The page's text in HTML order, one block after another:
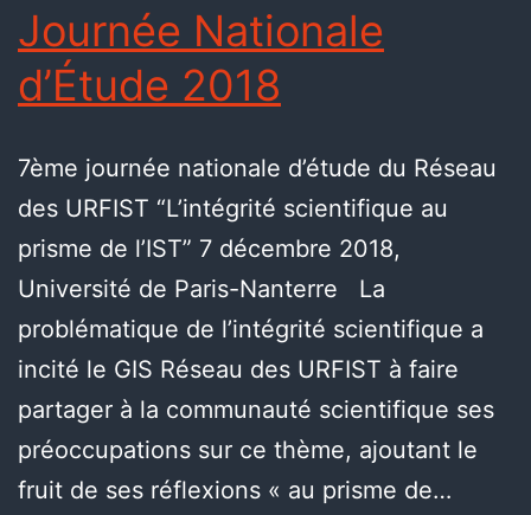
Journée Nationale
d’Étude 2018
7ème journée nationale d’étude du Réseau
des URFIST “L’intégrité scientifique au
prisme de l’IST” 7 décembre 2018,
Université de Paris-Nanterre La
problématique de l’intégrité scientifique a
incité le GIS Réseau des URFIST à faire
partager à la communauté scientifique ses
préoccupations sur ce thème, ajoutant le
fruit de ses réflexions « au prisme de…